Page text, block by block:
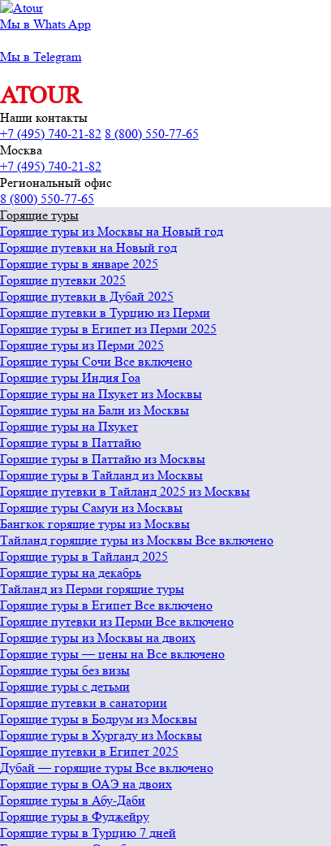
Мы в Whats App
Мы в Telegram
ATOUR
Наши контакты
+7 (495) 740-21-82 8 (800) 550-77-65
Москва
+7 (495) 740-21-82
Региональный офис
8 (800) 550-77-65
Горящие туры
Горящие туры из Москвы на Новый год
Горящие путевки на Новый год
Горящие туры в январе 2025
Горящие путевки 2025
Горящие путевки в Дубай 2025
Горящие путевки в Турцию из Перми
Горящие туры в Египет из Перми 2025
Горящие туры из Перми 2025
Горящие туры Сочи Все включено
Горящие туры Индия Гоа
Горящие туры на Пхукет из Москвы
Горящие туры на Бали из Москвы
Горящие туры на Пхукет
Горящие туры в Паттайю
Горящие туры в Паттайю из Москвы
Горящие туры в Тайланд из Москвы
Горящие путевки в Тайланд 2025 из Москвы
Горящие туры Самуи из Москвы
Бангкок горящие туры из Москвы
Тайланд горящие туры из Москвы Все включено
Горящие туры в Тайланд 2025
Горящие туры на декабрь
Тайланд из Перми горящие туры
Горящие туры в Египет Все включено
Горящие путевки из Перми Все включено
Горящие туры из Москвы на двоих
Горящие туры — цены на Все включено
Горящие туры без визы
Горящие туры с детьми
Горящие путевки в санатории
Горящие туры в Бодрум из Москвы
Горящие туры в Хургаду из Москвы
Горящие путевки в Египет 2025
Дубай — горящие туры Все включено
Горящие туры в ОАЭ на двоих
Горящие туры в Абу-Даби
Горящие туры в Фуджейру
Горящие туры в Турцию 7 дней